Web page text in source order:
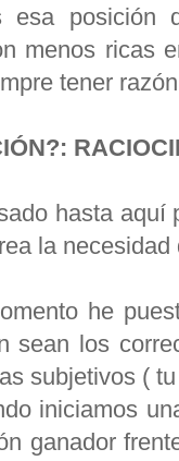
esa posición
menos ricas
tener
hasta aquí
la
he
sean los
subjetivos (
iniciamos
ganador